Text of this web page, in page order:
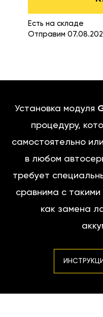
Есть на складе
Отправим
Установка модуля
процедуру,
самостоятельно
в любом
требует
сравнима с
как замена